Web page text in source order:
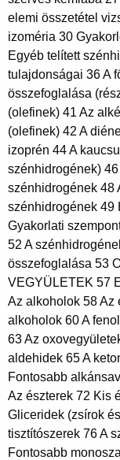
elemi összetétel
izoméria 30
Egyéb telített
tulajdonságai 36 A
összefoglalása
(olefinek) 41 Az
(olefinek) 42 A
izoprén 44 A
szénhidrogének)
szénhidrogének 48
szénhidrogének 49
Gyakorlati
52 A
összefoglalása 53
VEGYÜLETEK 57
Az alkoholok 58 Az
alkoholok 60 A
63 Az
aldehidek 65 A
Fontosabb
Az észterek 72 Kis
Gliceridek (zsírok
tisztítószerek 76 A
Fontosabb